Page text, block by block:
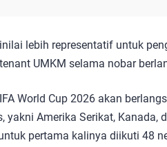
lebih representatif untuk
UMKM selama nobar
World Cup 2026 akan
yakni Amerika Serikat, Kanada,
pertama kalinya diikuti 48